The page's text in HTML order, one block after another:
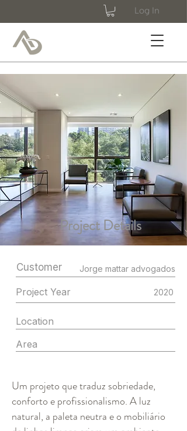
Log In
Project Details
Customer Jorge mattar advogados
Project Year 2020
Location
Area
Um projeto que traduz sobriedade,
conforto e profissionalismo. A luz
natural, a paleta neutra e o mobiliário